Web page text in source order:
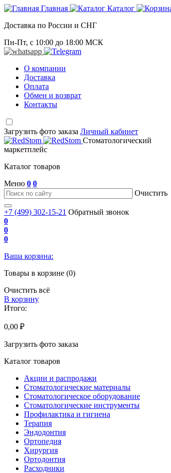
Главная Каталог
Доставка по России и СНГ
Пн-Пт, с 10:00 до 18:00 МСК
О компании
Доставка
Оплата
Обмен и возврат
Контакты
Загрузить фото заказа Личный кабинет
Стоматологический
маркетплейс
Каталог товаров
Меню 0 0
Очистить
+7 (499) 302-15-21 Обратный звонок
0
0
0
Ваша корзина:
Товары в корзине (0)
Очистить всё
В корзину
Итого:
0,00 ₽
Загрузить фото заказа
Каталог товаров
Акции и распродажи
Стоматологические материалы
Стоматологическое оборудование
Стоматологические инструменты
Профилактика и гигиена
Терапия
Эндодонтия
Ортопедия
Хирургия
Ортодонтия
Расходники